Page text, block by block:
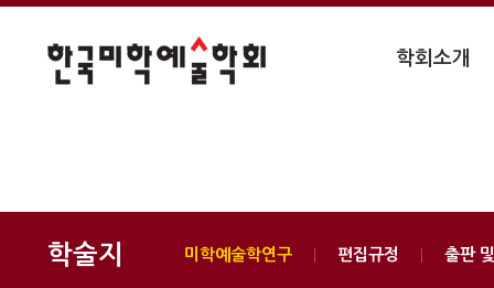
학회소개
학술지 미학예술학연구 편집규정 출판